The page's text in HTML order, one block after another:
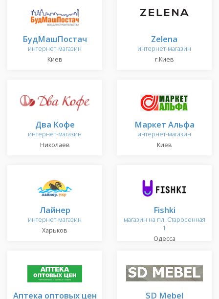
БудМашПостач
интернет-магазин
Киев
Zelena
интернет-магазин
г.Киев
Два Кофе
интернет-магазин
Николаев
Маркет Альфа
интернет-магазин
Киев
Лайнер
интернет-магазин
Харьков
Fishki
магазин на пл. Старосенная
1
Одесса
Аптека оптовых цен SD Mebel